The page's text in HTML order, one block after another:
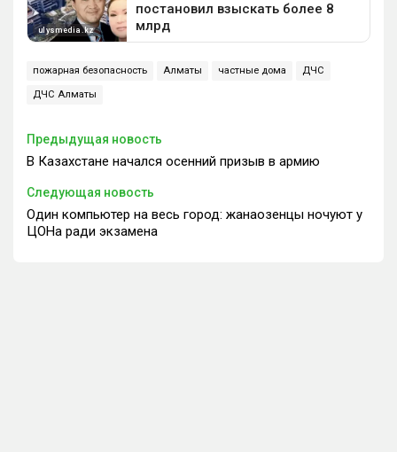
пожарная безопасность Алматы частные дома ДЧС
ДЧС Алматы
Предыдущая новость
В Казахстане начался осенний призыв в армию
Следующая новость
Один компьютер на весь город: жанаозенцы ночуют у
ЦОНа ради экзамена